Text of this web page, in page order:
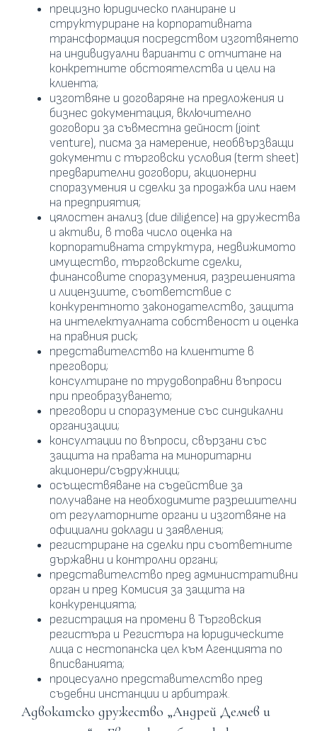
прецизно юридическо планиране и
структуриране на корпоративната
трансформация посредством изготвянето
на индивидуални варианти с отчитане на
конкретните обстоятелства и цели на
клиента;
изготвяне и договаряне на предложения и
бизнес документация, включително
договори за съвместна дейност (joint
venture), писма за намерение, необвързващи
документи с търговски условия (term sheet)
предварителни договори, акционерни
споразумения и сделки за продажба или наем
на предприятия;
цялостен анализ (due diligence) на дружества
и активи, в това число оценка на
корпоративната структура, недвижимото
имущество, търговските сделки,
финансовите споразумения, разрешенията
и лицензиите, съответствие с
конкурентното законодателство, защита
на интелектуалната собственост и оценка
на правния риск;
представителство на клиентите в
преговори;
консултиране по трудовоправни въпроси
при преобразуването;
преговори и споразумение със синдикални
организации;
консултации по въпроси, свързани със
защита на правата на миноритарни
акционери/съдружници;
осъществяване на съдействие за
получаване на необходимите разрешителни
от регулаторните органи и изготвяне на
официални доклади и заявления;
регистриране на сделки при съответните
държавни и контролни органи;
представителство пред административни
орган и пред Комисия за защита на
конкуренцията;
регистрация на промени в Търговския
регистъра и Регистъра на юридическите
лица с нестопанска цел към Агенцията по
вписванията;
процесуално представителство пред
съдебни инстанции и арбитраж.
Адвокатско дружество „Андрей Делчев и